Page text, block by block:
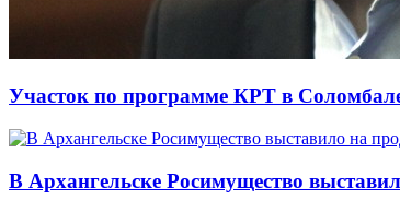
Участок по программе КРТ в
В Архангельске Росимущество